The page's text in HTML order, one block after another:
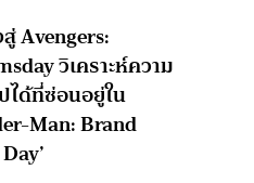
Avengers:
วิเคราะห์ความ
ได้ที่ซ่อนอยู่ใน
Man: Brand